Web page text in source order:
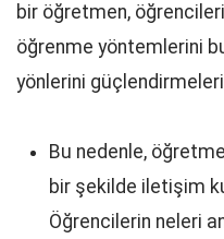
bir öğretmen,
öğrenme yöntemlerini
yönlerini
Bu nedenle,
bir şekilde iletişim
Öğrencilerin neleri